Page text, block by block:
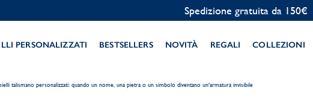
Personalizzazione gratuita
PERSONALIZZATI BESTSELLERS NOVITÀ REGALI COLLEZIONI
talismano personalizzati: quando un nome, una pietra o un simbolo diventano un'armatura invisibile